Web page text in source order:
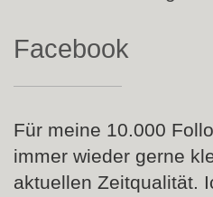
Facebook
Für meine 10.000
immer wieder gerne
aktuellen Zeitqualität.